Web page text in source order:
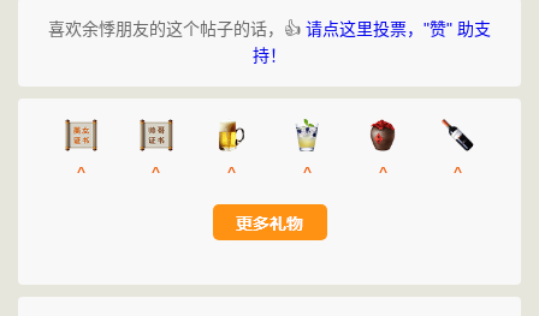
喜欢余悸朋友的这个帖子的话，👍 请点这里投票，"赞" 助支
持！
^ ^ ^ ^ ^ ^